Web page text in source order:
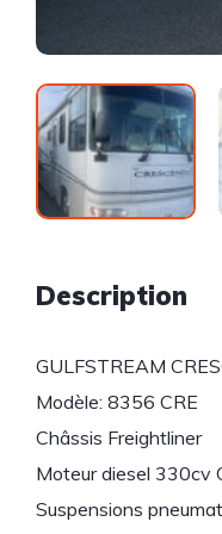
Description
GULFSTREAM
Modèle: 8356 CRE
Châssis Freightliner
Moteur diesel 330cv
Suspensions